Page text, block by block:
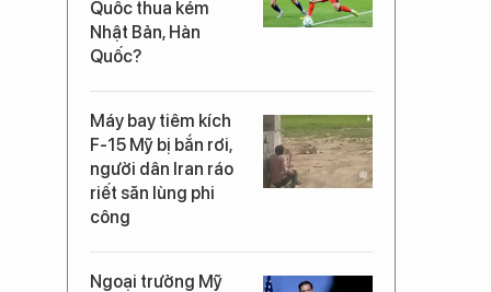
Quốc thua kém
Nhật Bản, Hàn
Quốc?
Máy bay tiêm kích
F-15 Mỹ bị bắn rơi,
người dân Iran ráo
riết săn lùng phi
công
Ngoại trưởng Mỹ